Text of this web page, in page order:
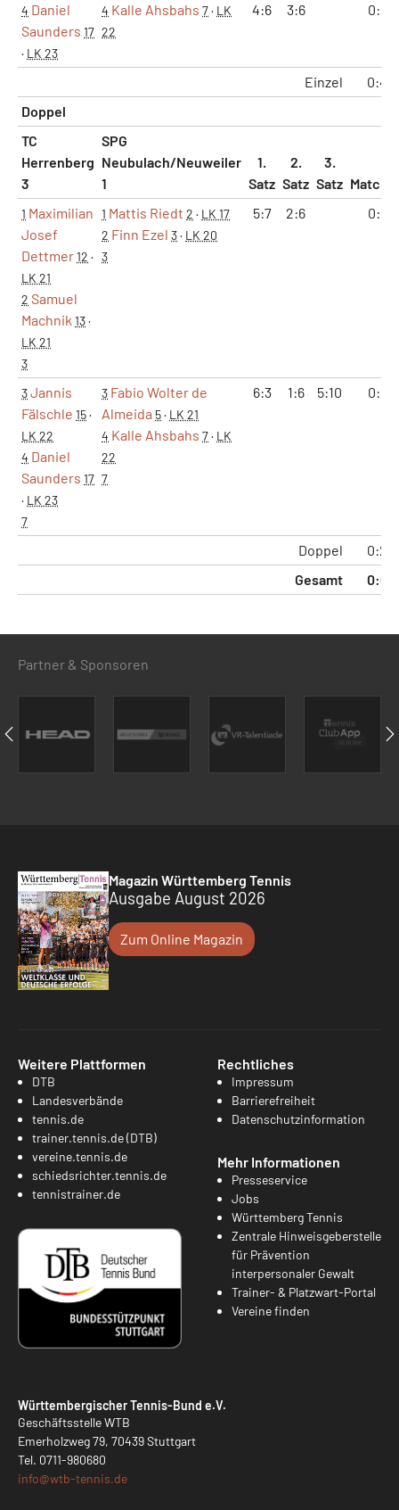
4 Daniel
Saunders 17
· LK 23
4 Kalle Ahsbahs 7· LK
22
4:6 3:6 0:1
Einzel
0:4
Doppel
TC
Herrenberg
3
SPG
Neubulach/Neuweiler
1
1.
Satz
2.
Satz
3.
Satz
1 Maximilian
Josef
Dettmer12 ·
LK 21
2 Samuel
Machnik 13·
LK 21
3
1 Mattis Riedt 2 · LK 17
2 Finn Ezel 3· LK 20
3
5:7 2:6 0:1
3Jannis
Fälschle 15·
LK 22
4 Daniel
Saunders 17
· LK 23
7
3 Fabio Wolter de
Almeida 5· LK 21
4 Kalle Ahsbahs 7· LK
22
7
6:3 1:6 5:10 0:1
Doppel
0:2
Gesamt
0:6
Partner & Sponsoren
Magazin Württemberg Tennis
Ausgabe August 2026
Zum Online Magazin
Weitere Plattformen
DTB
Landesverbände
tennis.de
trainer.tennis.de (DTB)
vereine.tennis.de
schiedsrichter.tennis.de
tennistrainer.de
Rechtliches
Impressum
Barrierefreiheit
Datenschutzinformation
Mehr Informationen
Presseservice
Jobs
Württemberg Tennis
Zentrale Hinweisgeberstelle
für Prävention
interpersonaler Gewalt
Trainer- & Platzwart-Portal
Vereine finden
Württembergischer Tennis-Bund e.V.
Geschäftsstelle WTB
Emerholzweg 79, 70439 Stuttgart
Tel. 0711-980680
info@wtb-tennis.de